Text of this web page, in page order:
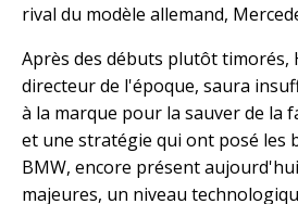
rival du modèle allemand,
Après des débuts plutôt timorés,
directeur de l'époque, saura
à la marque pour la sauver de la
et une stratégie qui ont posé les
BMW, encore présent
majeures, un niveau